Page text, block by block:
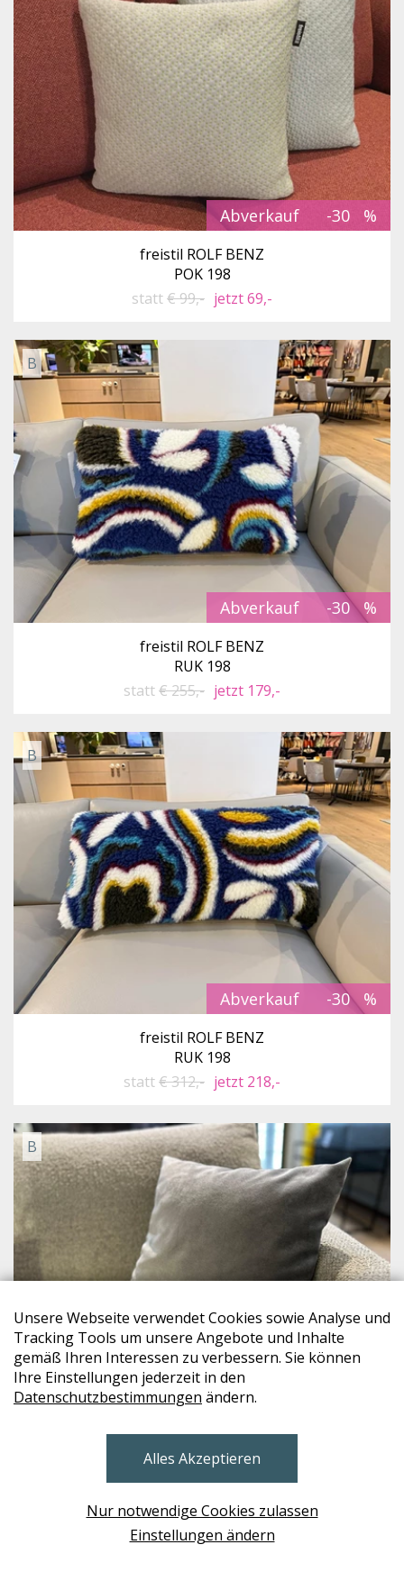
Unsere Webseite verwendet Cookies sowie Analyse und
Tracking Tools um unsere Angebote und Inhalte
gemäß Ihren Interessen zu verbessern. Sie können
Ihre Einstellungen jederzeit in den
Datenschutzbestimmungen ändern.
Alles Akzeptieren
Nur notwendige Cookies zulassen
Einstellungen ändern
Abverkauf -30
freistil ROLF BENZ
POK 198
statt€ 99,- jetzt 69,-
Abverkauf -30
B
freistil ROLF BENZ
RUK 198
statt€ 255,- jetzt 179,-
Abverkauf -30
B
freistil ROLF BENZ
RUK 198
statt€ 312,- jetzt 218,-
B
freistil ROLF BENZ
POK 198
€ 85,-